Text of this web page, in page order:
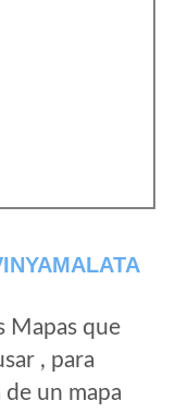
Mapas que
, para
un mapa